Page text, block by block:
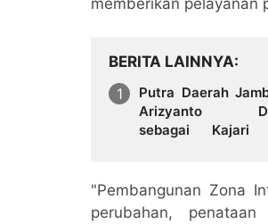
BERITA LAINNYA
Putra Daerah
Arizyanto
sebagai Kajari
"Pembangunan Zona
perubahan,